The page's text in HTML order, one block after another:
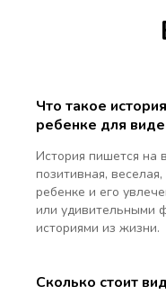
Что такое
ребенке для
История пишется на
позитивная,
ребенке и его
или удивительными
историями из жизни.
Сколько стоит